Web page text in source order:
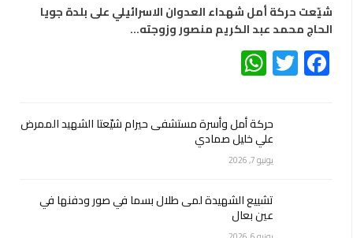
شيّعت حركة أمل شهداء العدوان الاسرائيلي على بلدة جويا
الحاج محمد عبد الكريم منصور وزوجته…
Facebook
Twitter
حركة أمل وأسرة مستشفى حيرام شيّعتا الشهيد الممرض
علي خليل صمادي
يونيو 7, 2026
تشييع الشهيدة لمى طلال بسما في صور ودفنها في
عين بعال